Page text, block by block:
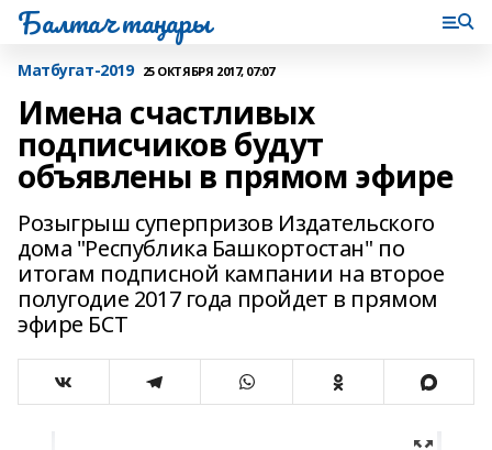
Балтач таңнары
Матбугат-2019 25 ОКТЯБРЯ 2017, 07:07
Имена счастливых
подписчиков будут
объявлены в прямом эфире
Розыгрыш суперпризов Издательского
дома "Республика Башкортостан" по
итогам подписной кампании на второе
полугодие 2017 года пройдет в прямом
эфире БСТ